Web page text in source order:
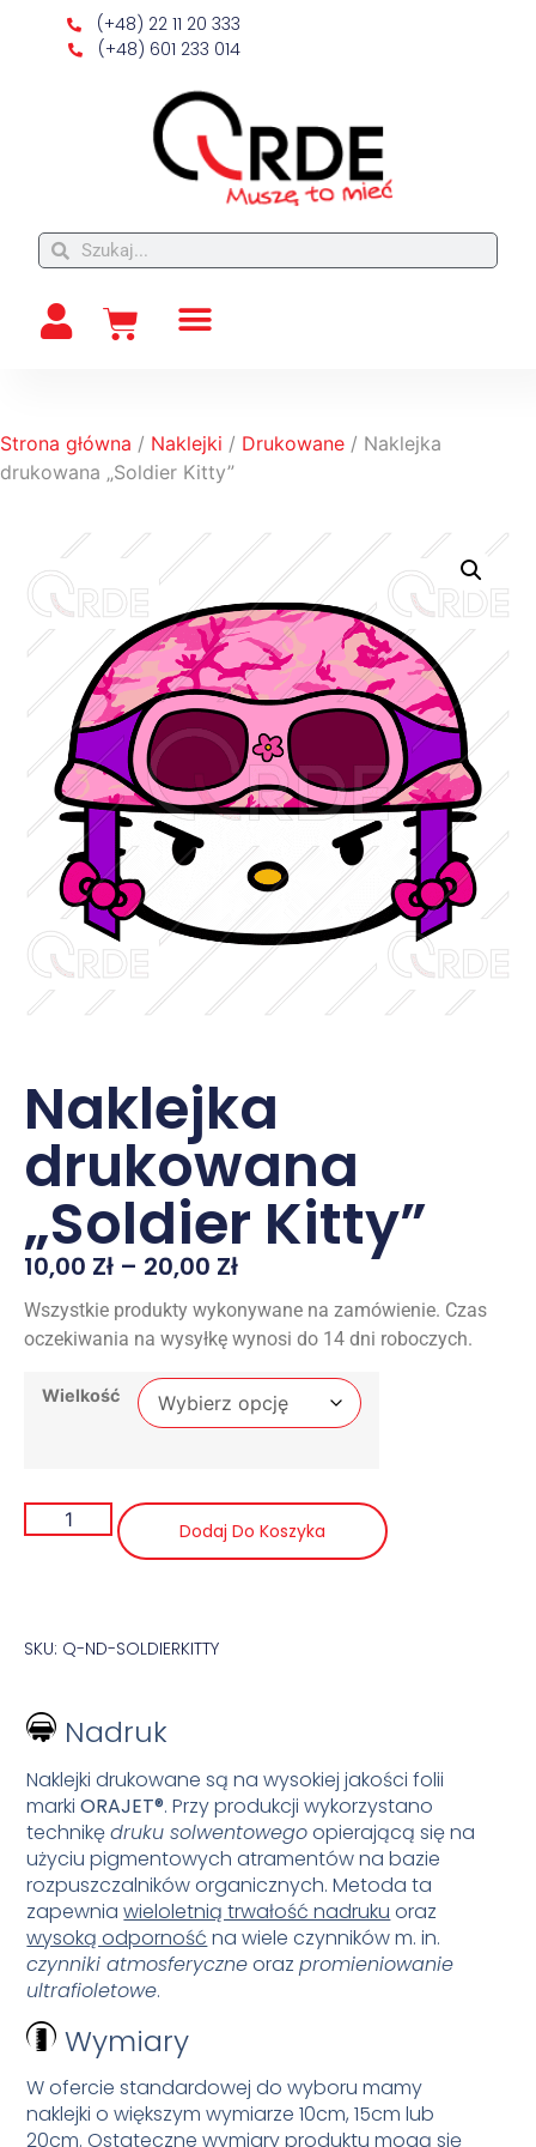
(+48) 22 11 20 333
(+48) 601 233 014
Strona główna / Naklejki / Drukowane / Naklejka
drukowana „Soldier Kitty”
Naklejka
drukowana
„Soldier Kitty”
10,00 Zł – 20,00 Zł
Wszystkie produkty wykonywane na zamówienie. Czas
oczekiwania na wysyłkę wynosi do 14 dni roboczych.
Wielkość
Dodaj Do Koszyka
SKU: Q-ND-SOLDIERKITTY
Nadruk
Naklejki drukowane są na wysokiej jakości folii
markiORAJET®. Przy produkcji wykorzystano
technikędruku solwentowegoopierającą się na
użyciu pigmentowych atramentów na bazie
rozpuszczalników organicznych. Metoda ta
zapewniawieloletnią trwałość nadruku oraz
wysoką odporność na wiele czynników m. in.
czynniki atmosferyczneorazpromieniowanie
ultrafioletowe.
Wymiary
W ofercie standardowej do wyboru mamy
naklejki o większym wymiarze 10cm, 15cm lub
20cm. Ostateczne wymiary produktu mogą się